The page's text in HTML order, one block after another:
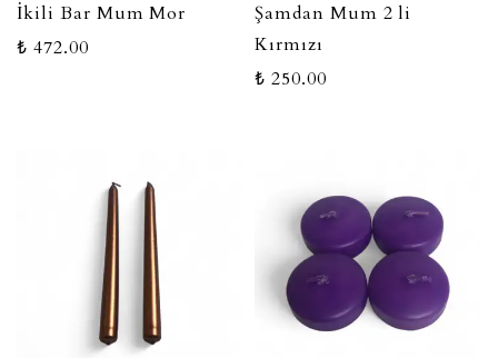
İkili Bar Mum Mor
₺ 472.00
Şamdan Mum 2 li
Kırmızı
₺ 250.00